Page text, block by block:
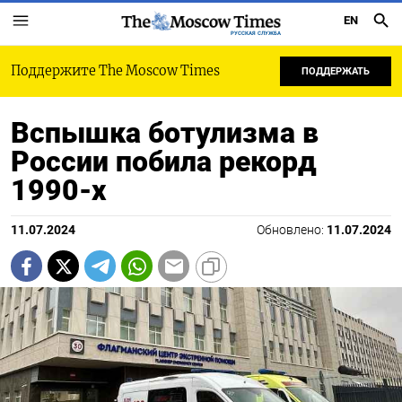
РУССКАЯ СЛУЖБА
EN
Поддержите The Moscow Times ПОДДЕРЖАТЬ
Вспышка ботулизма в
России побила рекорд
1990-х
11.07.2024 Обновлено: 11.07.2024